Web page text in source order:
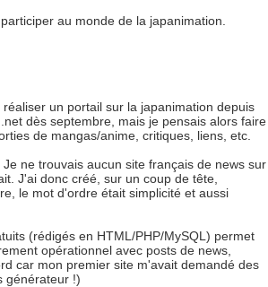
au monde de la japanimation.
un portail sur la japanimation depuis
dès septembre, mais je pensais alors faire
de mangas/anime, critiques, liens, etc.
ne trouvais aucun site français de news sur
J'ai donc créé, sur un coup de tête,
le mot d'ordre était simplicité et aussi
(rédigés en HTML/PHP/MySQL) permet
opérationnel avec posts de news,
car mon premier site m'avait demandé des
générateur !)